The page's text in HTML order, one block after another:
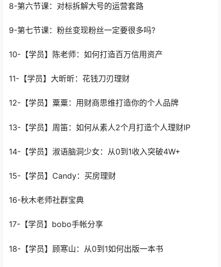
8-第六节课：对标拆解大号的运营套路
9-第七节课：粉丝变现粉丝一定要很多吗?
10-【学员】陈老师：如何打造百万信用资产
11-【学员】大昕昕：花钱刀刃理财
12-【学员】粟粟：用财商思维打造你的个人品牌
13-【学员】周笛：如何从素人2个月打造个人理财IP
14-【学员】淑语脑洞少女：从0到1收入突破4W+
15-【学员】Candy：买房理财
16-秋木老师社群宝典
17-【学员】bobo手帐分享
18-【学员】顾寒山：从0到1如何出版一本书